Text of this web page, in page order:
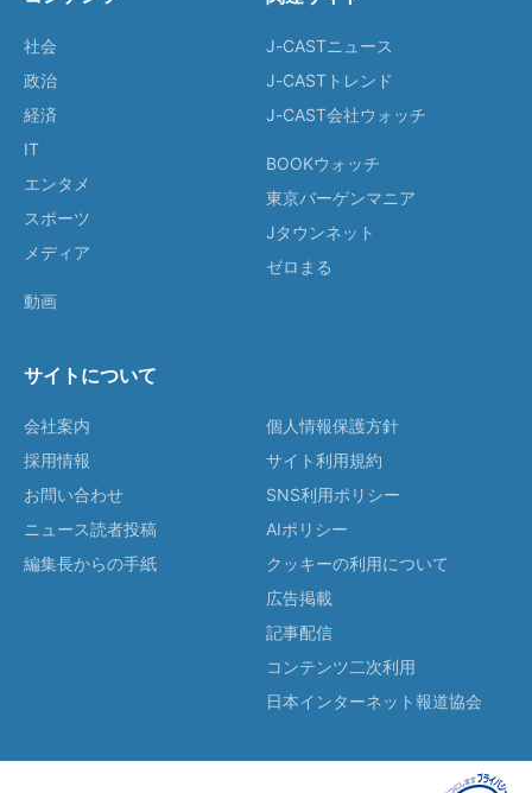
社会
政治
経済
IT
エンタメ
スポーツ
メディア
動画
J-CASTニュース
J-CASTトレンド
J-CAST会社ウォッチ
BOOKウォッチ
東京バーゲンマニア
Jタウンネット
ゼロまる
サイトについて
会社案内
採用情報
お問い合わせ
ニュース読者投稿
編集長からの手紙
個人情報保護方針
サイト利用規約
SNS利用ポリシー
AIポリシー
クッキーの利用について
広告掲載
記事配信
コンテンツ二次利用
日本インターネット報道協会